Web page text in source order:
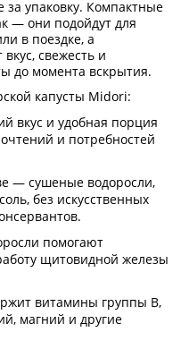
упаковку. Компактные
— они подойдут для
в поездке, а
свежесть и
до момента вскрытия.
капусты Midori:
вкус и удобная порция
и потребностей
— сушеные водоросли,
без искусственных
помогают
щитовидной железы
витамины группы B,
магний и другие